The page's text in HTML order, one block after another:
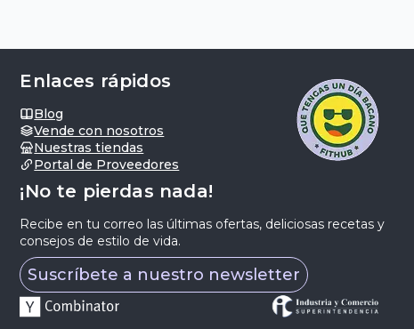
Enlaces rápidos
Blog
Vende con nosotros
Nuestras tiendas
Portal de Proveedores
¡No te pierdas nada!
Recibe en tu correo las últimas ofertas, deliciosas recetas y
consejos de estilo de vida.
Suscríbete a nuestro newsletter